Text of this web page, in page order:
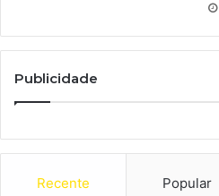
Publicidade
Recente Popular